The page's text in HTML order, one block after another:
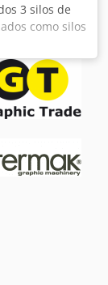
3 silos de
como silos
75 m³, 1 x 95
Apjw I